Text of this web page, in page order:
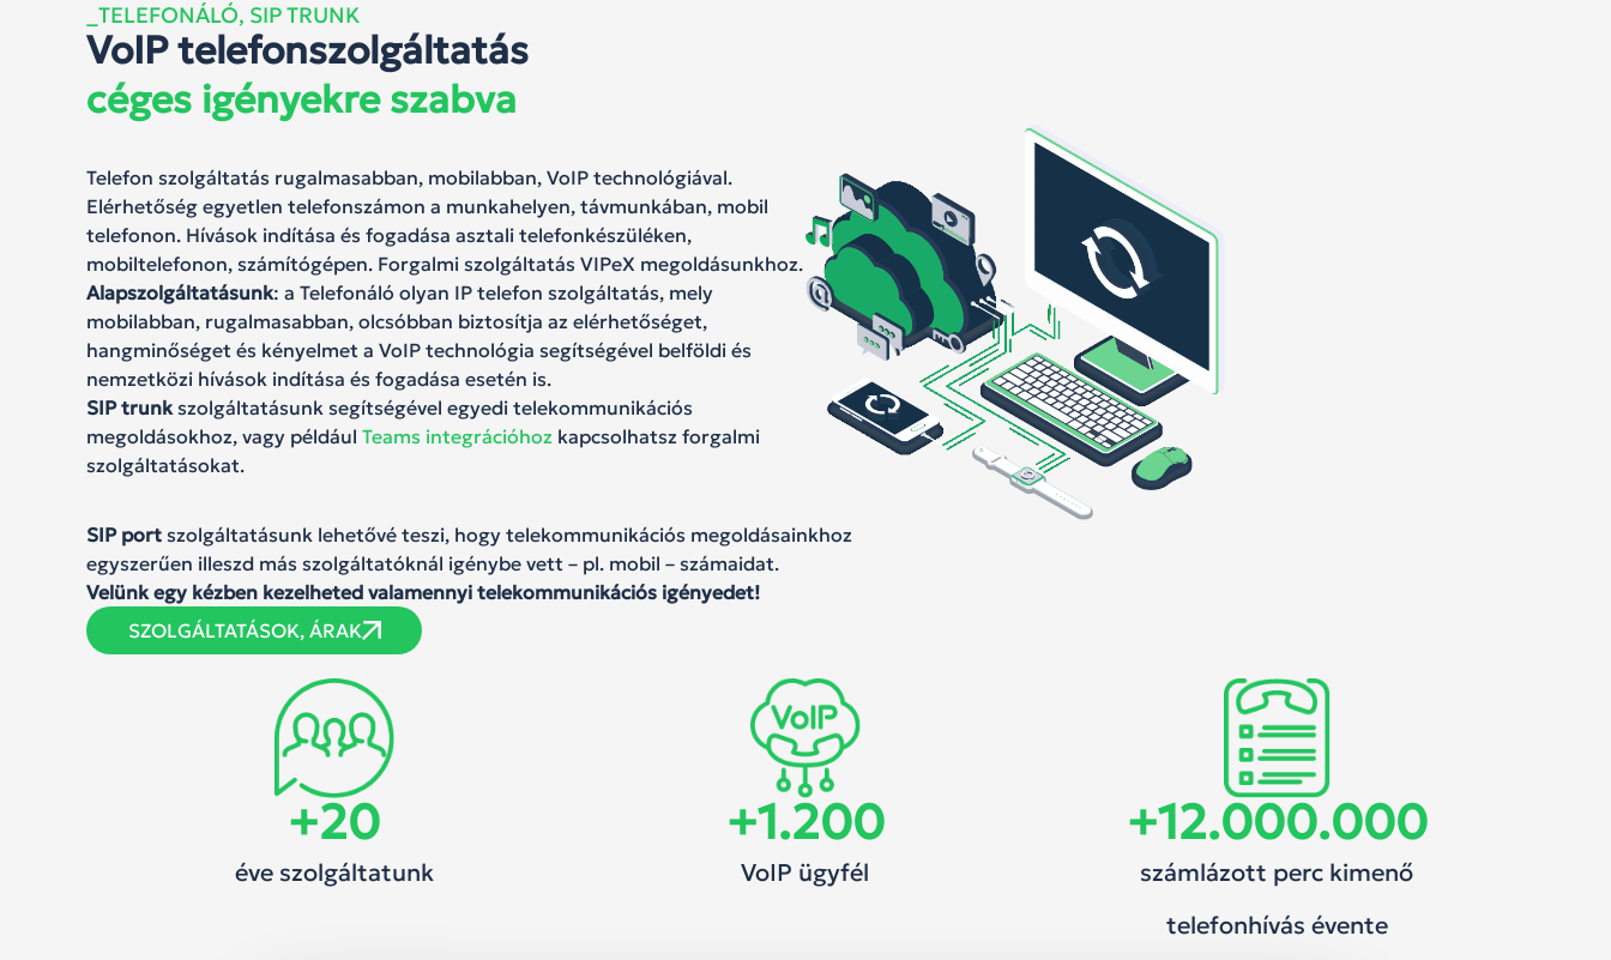
_TELEFONÁLÓ, SIP TRUNK
VoIP telefonszolgáltatás
céges igényekre szabva
Telefon szolgáltatás rugalmasabban, mobilabban, VoIP technológiával.
Elérhetőség egyetlen telefonszámon a munkahelyen, távmunkában, mobil
telefonon. Hívások indítása és fogadása asztali telefonkészüléken,
mobiltelefonon, számítógépen. Forgalmi szolgáltatás VIPeX megoldásunkhoz.
Alapszolgáltatásunk: a Telefonáló olyan IP telefon szolgáltatás, mely
mobilabban, rugalmasabban, olcsóbban biztosítja az elérhetőséget,
hangminőséget és kényelmet a VoIP technológia segítségével belföldi és
nemzetközi hívások indítása és fogadása esetén is.
SIP trunkszolgáltatásunk segítségével egyedi telekommunikációs
megoldásokhoz, vagy például Teams integrációhoz kapcsolhatsz forgalmi
szolgáltatásokat.
SIP port szolgáltatásunk lehetővé teszi, hogy telekommunikációs megoldásainkhoz
egyszerűen illeszd más szolgáltatóknál igénybe vett – pl. mobil – számaidat.
Velünk egy kézben kezelheted valamennyi telekommunikációs igényedet!
SZOLGÁLTATÁSOK, ÁRAK
éve szolgáltatunk
+20
VoIP ügyfél
+1.200
számlázott perc kimenő
telefonhívás évente
+12.000.000